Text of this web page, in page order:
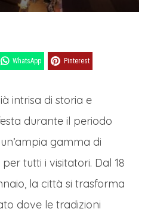
WhatsApp Pinterest
intrisa di storia e
durante il periodo
gamma di
tutti i visitatori. Dal 18
la città si trasforma
dove le tradizioni